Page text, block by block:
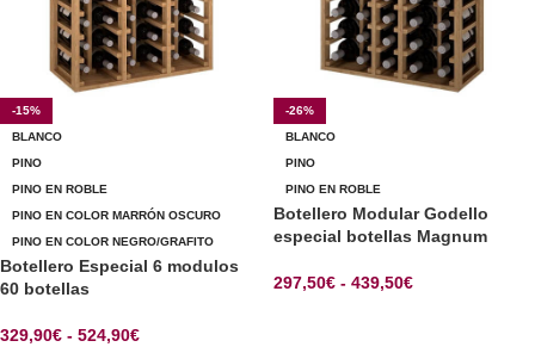
-15%
BLANCO
PINO
PINO EN ROBLE
PINO EN COLOR MARRÓN OSCURO
PINO EN COLOR NEGRO/GRAFITO
Botellero Especial 6 modulos
60 botellas
329,90€ - 524,90€
-26%
BLANCO
PINO
PINO EN ROBLE
Botellero Modular Godello
especial botellas Magnum
297,50€ - 439,50€